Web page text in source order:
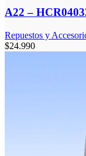
A22 –
Repuestos y
$24.990